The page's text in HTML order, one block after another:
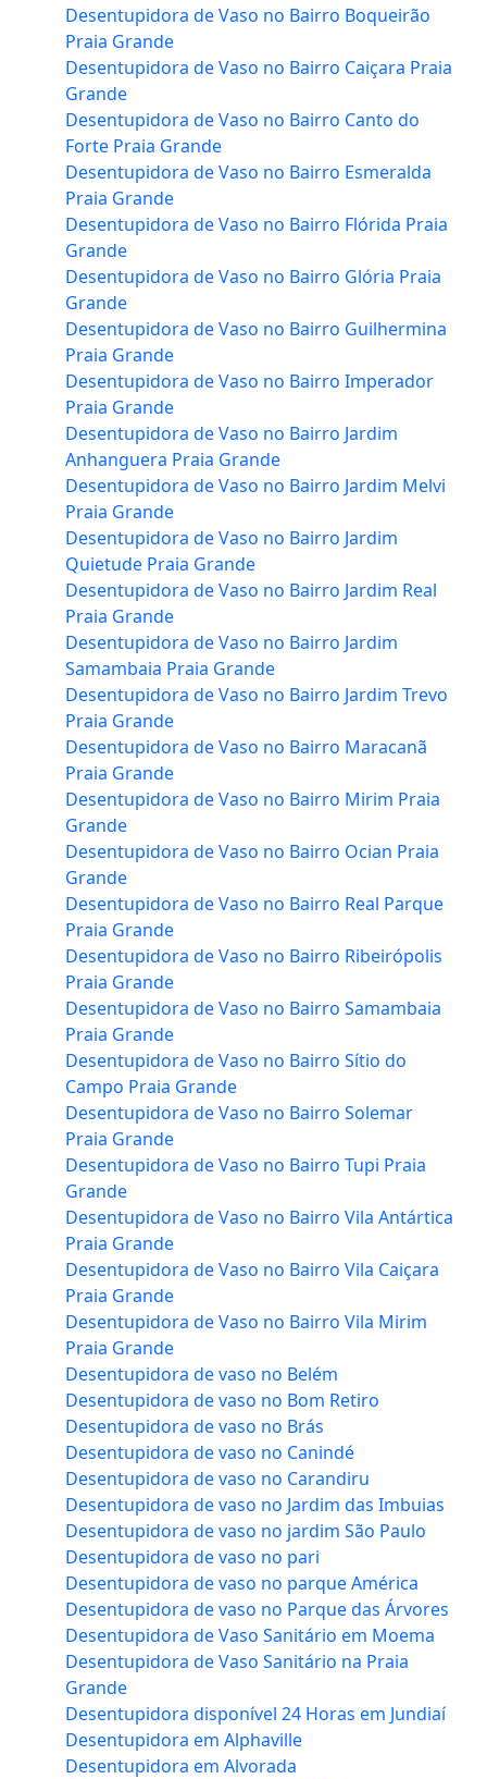
Desentupidora de Vaso no Bairro Boqueirão
Praia Grande
Desentupidora de Vaso no Bairro Caiçara Praia
Grande
Desentupidora de Vaso no Bairro Canto do
Forte Praia Grande
Desentupidora de Vaso no Bairro Esmeralda
Praia Grande
Desentupidora de Vaso no Bairro Flórida Praia
Grande
Desentupidora de Vaso no Bairro Glória Praia
Grande
Desentupidora de Vaso no Bairro Guilhermina
Praia Grande
Desentupidora de Vaso no Bairro Imperador
Praia Grande
Desentupidora de Vaso no Bairro Jardim
Anhanguera Praia Grande
Desentupidora de Vaso no Bairro Jardim Melvi
Praia Grande
Desentupidora de Vaso no Bairro Jardim
Quietude Praia Grande
Desentupidora de Vaso no Bairro Jardim Real
Praia Grande
Desentupidora de Vaso no Bairro Jardim
Samambaia Praia Grande
Desentupidora de Vaso no Bairro Jardim Trevo
Praia Grande
Desentupidora de Vaso no Bairro Maracanã
Praia Grande
Desentupidora de Vaso no Bairro Mirim Praia
Grande
Desentupidora de Vaso no Bairro Ocian Praia
Grande
Desentupidora de Vaso no Bairro Real Parque
Praia Grande
Desentupidora de Vaso no Bairro Ribeirópolis
Praia Grande
Desentupidora de Vaso no Bairro Samambaia
Praia Grande
Desentupidora de Vaso no Bairro Sítio do
Campo Praia Grande
Desentupidora de Vaso no Bairro Solemar
Praia Grande
Desentupidora de Vaso no Bairro Tupi Praia
Grande
Desentupidora de Vaso no Bairro Vila Antártica
Praia Grande
Desentupidora de Vaso no Bairro Vila Caiçara
Praia Grande
Desentupidora de Vaso no Bairro Vila Mirim
Praia Grande
Desentupidora de vaso no Belém
Desentupidora de vaso no Bom Retiro
Desentupidora de vaso no Brás
Desentupidora de vaso no Canindé
Desentupidora de vaso no Carandiru
Desentupidora de vaso no Jardim das Imbuias
Desentupidora de vaso no jardim São Paulo
Desentupidora de vaso no pari
Desentupidora de vaso no parque América
Desentupidora de vaso no Parque das Árvores
Desentupidora de Vaso Sanitário em Moema
Desentupidora de Vaso Sanitário na Praia
Grande
Desentupidora disponível 24 Horas em Jundiaí
Desentupidora em Alphaville
Desentupidora em Alvorada